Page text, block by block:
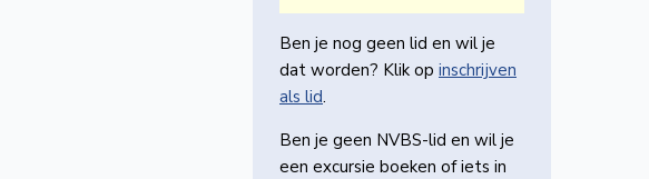
Ben je nog geen lid en wil je
dat worden? Klik op inschrijven
als lid.
Ben je geen NVBS-lid en wil je
een excursie boeken of iets in